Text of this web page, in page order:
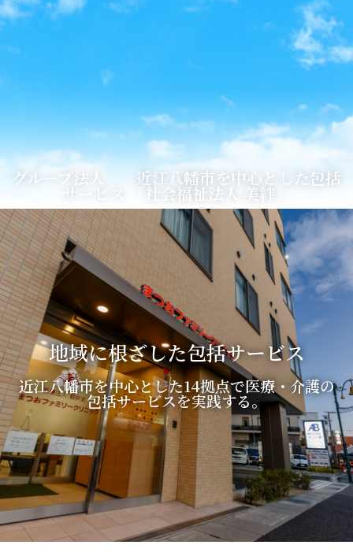
グループ法人 近江八幡市を中心とした包括
サービス 「社会福祉法人 美絆」
地域に根ざした包括サービス
近江八幡市を中心とした14拠点で医療・介護の
包括サービスを実践する。